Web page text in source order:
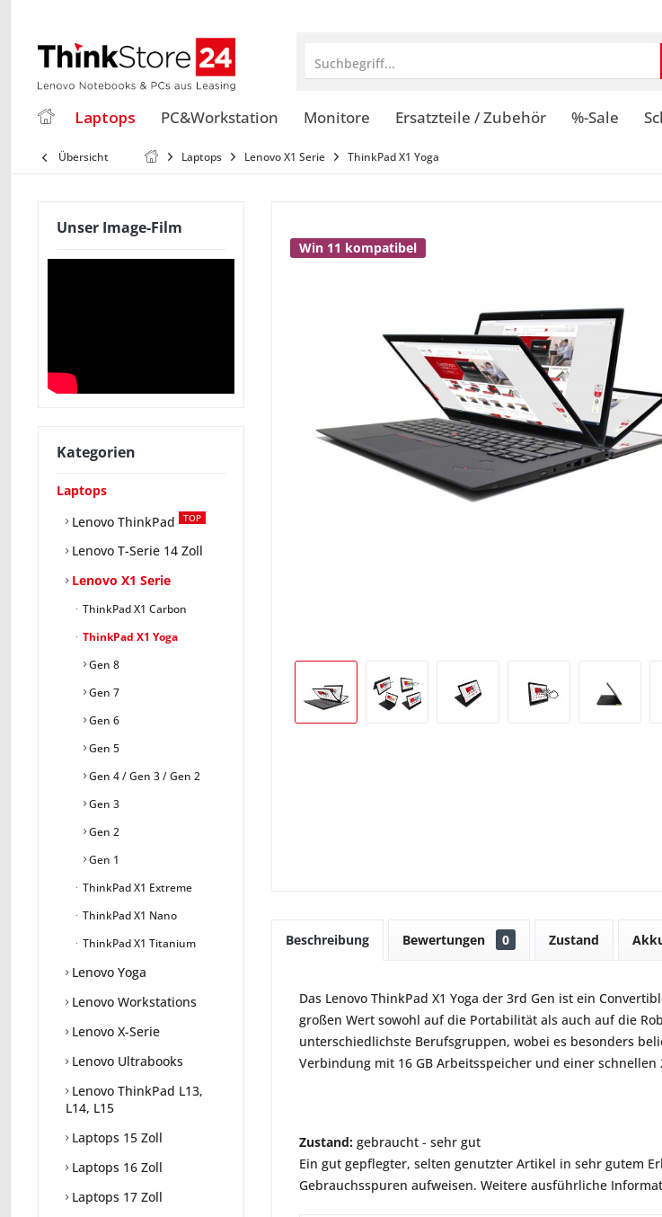
Suchbegriff...
Laptops PC&Workstation Monitore Ersatzteile / Zubehör %-Sale
Übersicht Laptops Lenovo X1 Serie ThinkPad X1 Yoga
Unser Image-Film
Kategorien
Laptops
Lenovo ThinkPad
TOP
Lenovo T-Serie 14 Zoll
Lenovo X1 Serie
ThinkPad X1 Carbon
ThinkPad X1 Yoga
Gen 8
Gen 7
Gen 6
Gen 5
Gen 4 / Gen 3 / Gen 2
Gen 3
Gen 2
Gen 1
ThinkPad X1 Extreme
ThinkPad X1 Nano
ThinkPad X1 Titanium
Lenovo Yoga
Lenovo Workstations
Lenovo X-Serie
Lenovo Ultrabooks
Lenovo ThinkPad L13,
L14, L15
Laptops 15 Zoll
Laptops 16 Zoll
Laptops 17 Zoll
Win 11 kompatibel
Beschreibung Bewertungen 0 Zustand
Das Lenovo ThinkPad X1 Yoga der 3rd Gen ist ein
großen Wert sowohl auf die Portabilität als auch auf die
unterschiedlichste Berufsgruppen, wobei es besonders
Verbindung mit 16 GB Arbeitsspeicher und einer
Zustand: gebraucht - sehr gut
Ein gut gepflegter, selten genutzter Artikel in sehr gutem
Gebrauchsspuren aufweisen. Weitere ausführliche